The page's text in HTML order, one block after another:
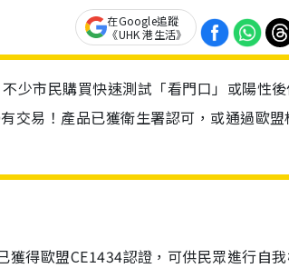
在Google追蹤
《UHK 港生活》
少市民購買快速測試「看門口」或陽性
交易！產品已獲衛生署認可，或通過歐盟
得歐盟CE1434認證，可供民眾進行自